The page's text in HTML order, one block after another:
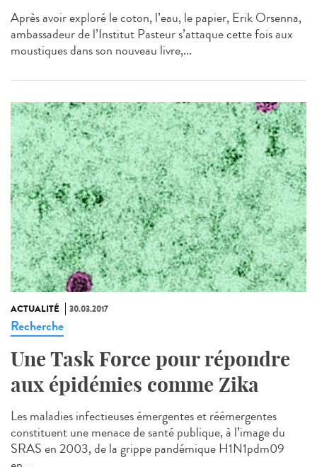
Après avoir exploré le coton, l’eau, le papier, Erik Orsenna,
ambassadeur de l’Institut Pasteur s’attaque cette fois aux
moustiques dans son nouveau livre,...
ACTUALITÉ 30.03.2017
Recherche
Une Task Force pour répondre
aux épidémies comme Zika
Les maladies infectieuses émergentes et réémergentes
constituent une menace de santé publique, à l’image du
SRAS en 2003, de la grippe pandémique H1N1pdm09